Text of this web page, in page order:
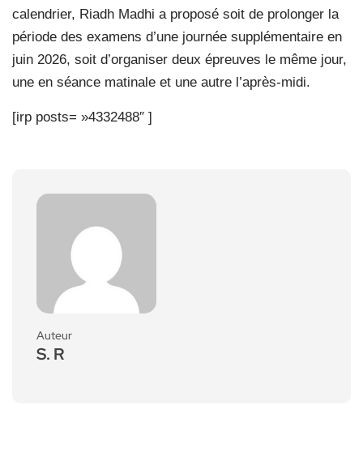
calendrier, Riadh Madhi a proposé soit de prolonger la
période des examens d’une journée supplémentaire en
juin 2026, soit d’organiser deux épreuves le même jour,
une en séance matinale et une autre l’après-midi.
[irp posts= »4332488″ ]
Auteur
S. R